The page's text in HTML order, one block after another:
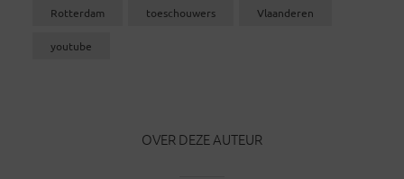
Rotterdam toeschouwers Vlaanderen
youtube
OVER DEZE AUTEUR